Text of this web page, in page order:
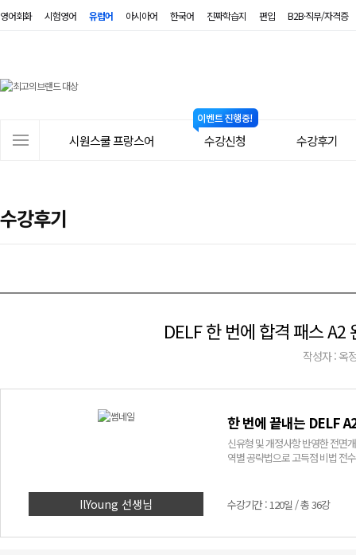
영어회화 시험영어 유럽어 아시아어 한국어 진짜학습지 편입 B2B·직무/자격증
뉴
시원스쿨 프랑스어 수강신청 수강후기
수강후기
DELF 한 번에 합격 패스
작성자 : 옥
IlYoung 선생님
한 번에 끝내는 DELF
신유형 및 개정사항 반영한 전면개정판! DELF A2 전 영역을 빈틈없이 파헤친다. 실
역별 공략법으로 고득점 비법 전
수강기간 : 120일 / 총 36강